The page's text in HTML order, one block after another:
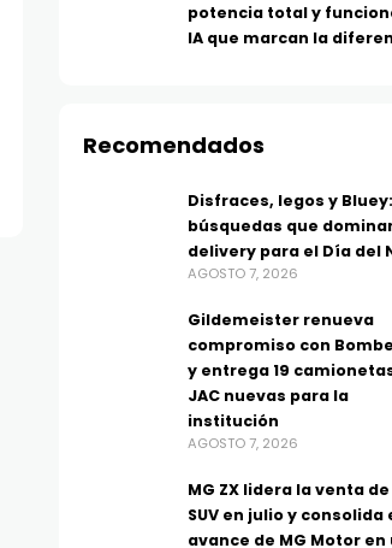
Xboom Mini, sonido
inteligente en formato
ecualización con IA
potencia total y
IA que marcan la
Recomendados
Disfraces, legos y
búsquedas que
delivery para el Día del
AGOSTO 7, 2026
Gildemeister renueva
compromiso con
y entrega 19
JAC nuevas para la
institución
AGOSTO 7, 2026
MG ZX lidera la venta de
SUV en julio y consolida
avance de MG Motor en